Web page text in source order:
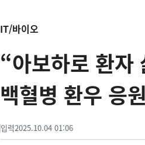
IT/바이오
“아보하로 환
백혈병 환우 응
입력2025.10.04 01:06